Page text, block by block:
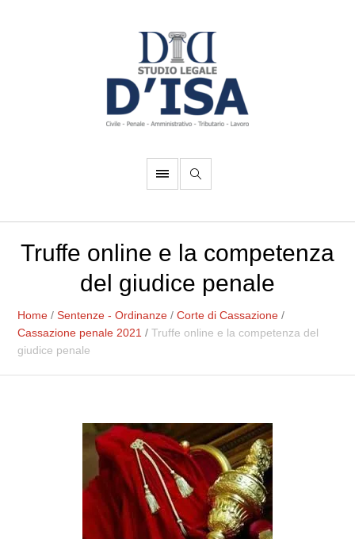
Truffe online e la competenza
del giudice penale
Home /Sentenze - Ordinanze /Corte di Cassazione /
Cassazione penale 2021 /Truffe online e la competenza del
giudice penale